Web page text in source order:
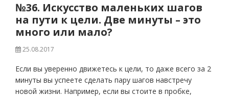
№36. Искусство маленьких шагов
на пути к цели. Две минуты – это
много или мало?
25.08.2017
Если вы уверенно движетесь к цели, то даже всего за 2
минуты вы успеете сделать пару шагов навстречу
новой жизни. Например, если вы стоите в пробке,